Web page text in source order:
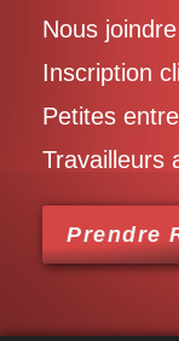
Nous joindre
Inscription
Petites
Travailleurs
Prendre